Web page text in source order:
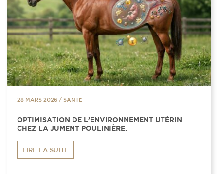
28 MARS 2026 / SANTÉ
OPTIMISATION DE L’ENVIRONNEMENT UTÉRIN
CHEZ LA JUMENT POULINIÈRE.
LIRE LA SUITE